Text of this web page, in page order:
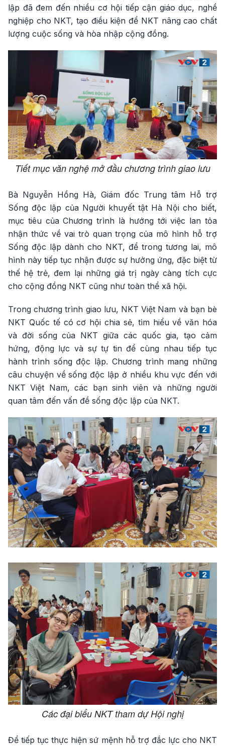
lập đã đem đến nhiều cơ hội tiếp cận giáo dục, nghề
nghiệp cho NKT, tạo điều kiện để NKT nâng cao chất
lượng cuộc sống và hòa nhập cộng đồng.
Tiết mục văn nghệ mở đầu chương trình giao lưu
Bà Nguyễn Hồng Hà, Giám đốc Trung tâm Hỗ trợ
Sống độc lập của Người khuyết tật Hà Nội cho biết,
mục tiêu của Chương trình là hướng tới việc lan tỏa
nhận thức về vai trò quan trọng của mô hình hỗ trợ
Sống độc lập dành cho NKT, để trong tương lai, mô
hình này tiếp tục nhận được sự hưởng ứng, đặc biệt từ
thế hệ trẻ, đem lại những giá trị ngày càng tích cực
cho cộng đồng NKT cũng như toàn thể xã hội.
Trong chương trình giao lưu, NKT Việt Nam và bạn bè
NKT Quốc tế có cơ hội chia sẻ, tìm hiểu về văn hóa
và đời sống của NKT giữa các quốc gia, tạo cảm
hứng, động lực và sự tự tin để cùng nhau tiếp tục
hành trình sống độc lập. Chương trình mang những
câu chuyện về sống độc lập ở nhiều khu vực đến với
NKT Việt Nam, các bạn sinh viên và những người
quan tâm đến vấn đề sống độc lập của NKT.
Các đại biểu NKT tham dự Hội nghị
Để tiếp tục thực hiện sứ mệnh hỗ trợ đắc lực cho NKT